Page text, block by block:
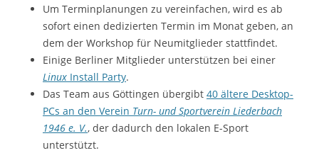
Um Terminplanungen zu vereinfachen, wird es ab
sofort einen dedizierten Termin im Monat geben, an
dem der Workshop für Neumitglieder stattfindet.
Einige Berliner Mitglieder unterstützen bei einer
Linux Install Party.
Das Team aus Göttingen übergibt 40 ältere Desktop-
PCs an den Verein Turn- und Sportverein Liederbach
1946 e. V., der dadurch den lokalen E-Sport
unterstützt.